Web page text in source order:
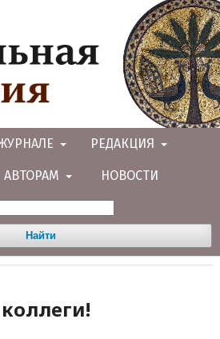
РЕДАКЦИЯ
АВТОРАМ НОВОСТИ
Найти